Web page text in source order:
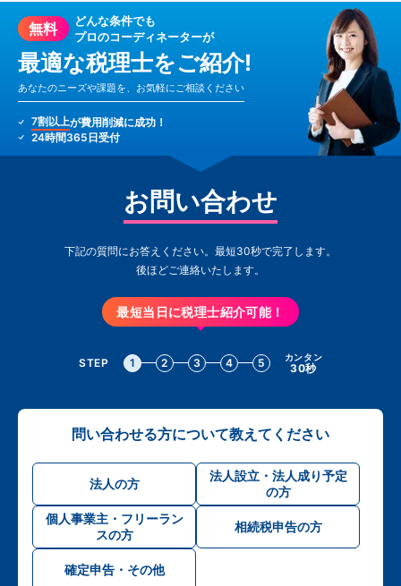
無料
どんな条件でも
プロのコーディネーターが
最適な税理士をご紹介!
あなたのニーズや課題を、お気軽にご相談ください
7割以上が費用削減に成功！
24時間365日受付
お問い合わせ
下記の質問にお答えください。最短30秒で完了します。
後ほどご連絡いたします。
最短当日に税理士紹介可能！
STEP 1 2 3 4 5 カンタン
30秒
問い合わせる方について教えてください
法人の方
法人設立・法人成り予定
の方
個人事業主・フリーラン
スの方
相続税申告の方
確定申告・その他